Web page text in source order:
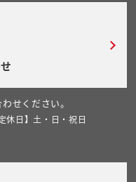
せください。
休日】土・日・祝日